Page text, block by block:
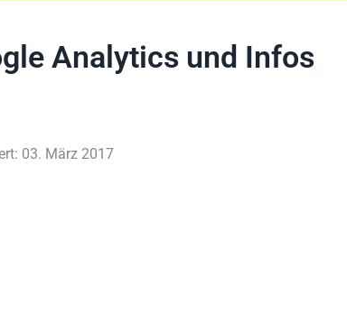
Analytics und Infos
03. März 2017